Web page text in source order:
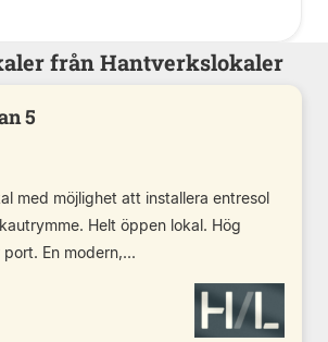
från Hantverkslokaler
5
med möjlighet att installera entresol
Helt öppen lokal. Hög
En modern,...